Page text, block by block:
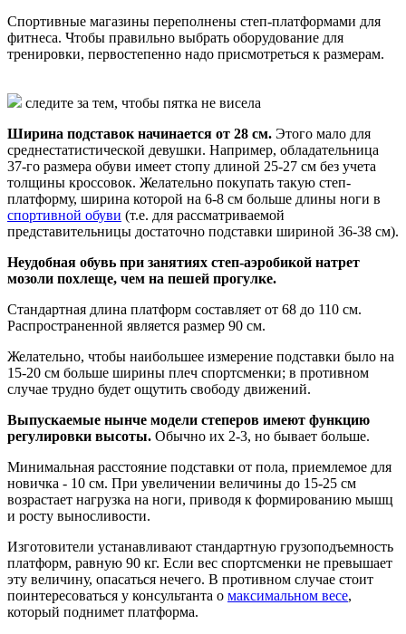
Спортивные магазины переполнены степ-платформами для
фитнеса. Чтобы правильно выбрать оборудование для
тренировки, первостепенно надо присмотреться к размерам.
следите за тем, чтобы пятка не висела
Ширина подставок начинается от 28 см. Этого мало для
среднестатистической девушки. Например, обладательница
37-го размера обуви имеет стопу длиной 25-27 см без учета
толщины кроссовок. Желательно покупать такую степ-
платформу, ширина которой на 6-8 см больше длины ноги в
спортивной обуви (т.е. для рассматриваемой
представительницы достаточно подставки шириной 36-38 см).
Неудобная обувь при занятиях степ-аэробикой натрет
мозоли похлеще, чем на пешей прогулке.
Стандартная длина платформ составляет от 68 до 110 см.
Распространенной является размер 90 см.
Желательно, чтобы наибольшее измерение подставки было на
15-20 см больше ширины плеч спортсменки; в противном
случае трудно будет ощутить свободу движений.
Выпускаемые нынче модели степеров имеют функцию
регулировки высоты. Обычно их 2-3, но бывает больше.
Минимальная расстояние подставки от пола, приемлемое для
новичка - 10 см. При увеличении величины до 15-25 см
возрастает нагрузка на ноги, приводя к формированию мышц
и росту выносливости.
Изготовители устанавливают стандартную грузоподъемность
платформ, равную 90 кг. Если вес спортсменки не превышает
эту величину, опасаться нечего. В противном случае стоит
поинтересоваться у консультанта о максимальном весе,
который поднимет платформа.